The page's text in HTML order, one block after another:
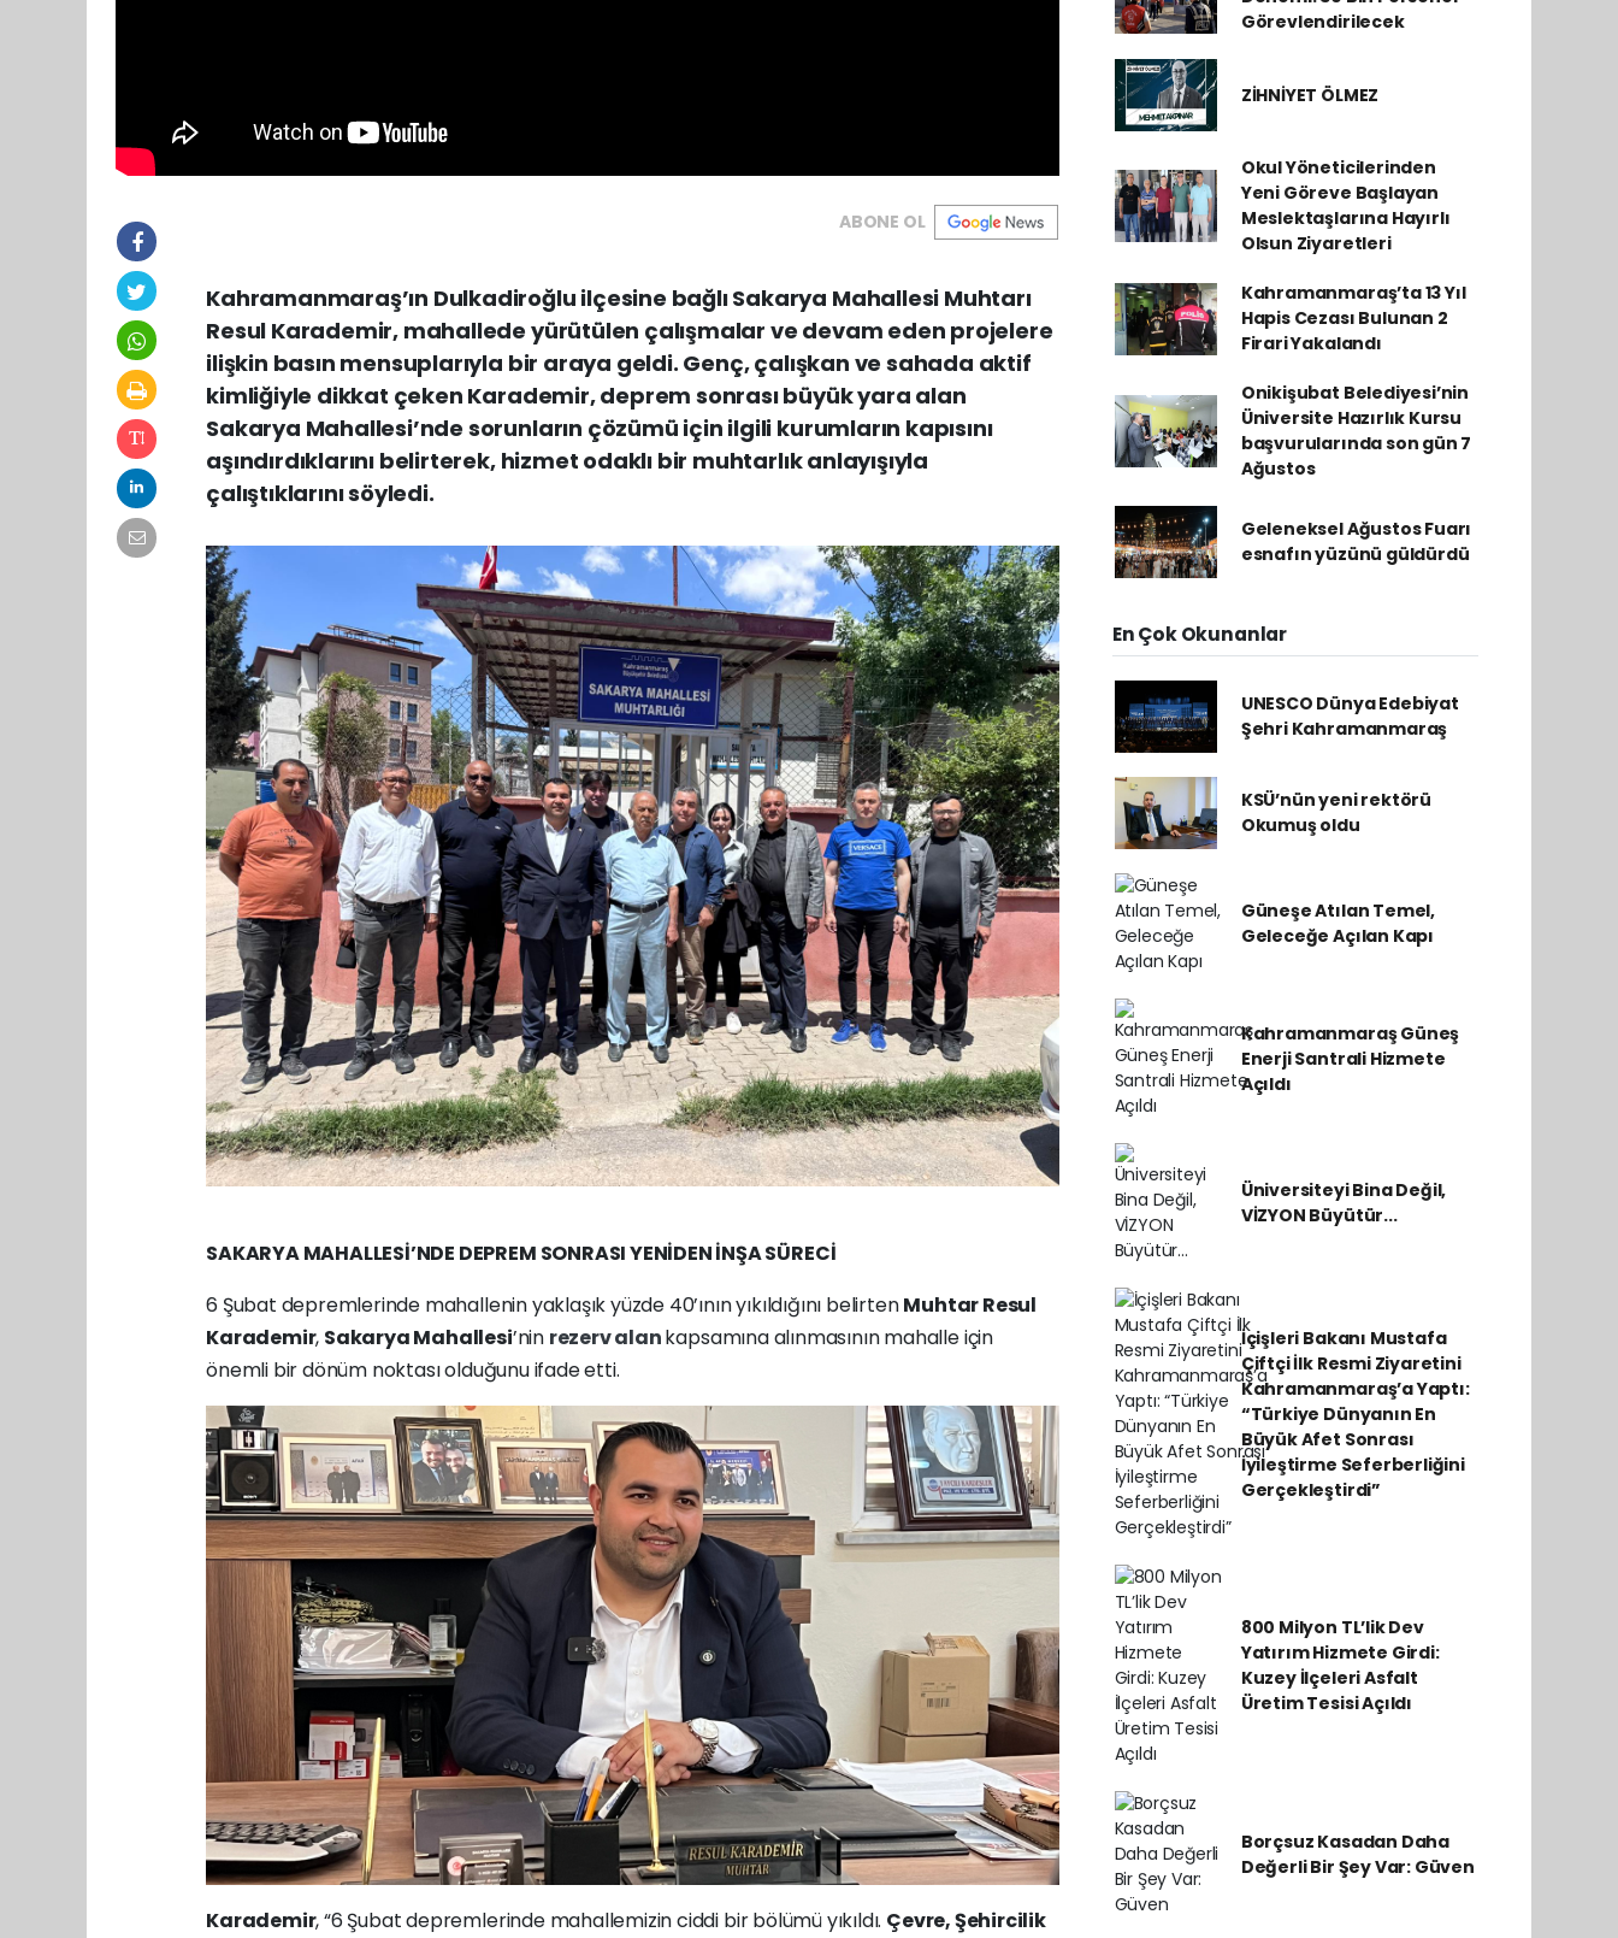
ABONE OL
Kahramanmaraş’ın Dulkadiroğlu ilçesine bağlı Sakarya Mahallesi Muhtarı
Resul Karademir, mahallede yürütülen çalışmalar ve devam eden projelere
ilişkin basın mensuplarıyla bir araya geldi. Genç, çalışkan ve sahada aktif
kimliğiyle dikkat çeken Karademir, deprem sonrası büyük yara alan
Sakarya Mahallesi’nde sorunların çözümü için ilgili kurumların kapısını
aşındırdıklarını belirterek, hizmet odaklı bir muhtarlık anlayışıyla
çalıştıklarını söyledi.
SAKARYA MAHALLESİ’NDE DEPREM SONRASI YENİDEN İNŞA SÜRECİ
6 Şubat depremlerinde mahallenin yaklaşık yüzde 40’ının yıkıldığını belirtenMuhtar Resul
Karademir, Sakarya Mahallesi’nin rezerv alankapsamına alınmasının mahalle için
önemli bir dönüm noktası olduğunu ifade etti.
Karademir, “6 Şubat depremlerinde mahallemizin ciddi bir bölümü yıkıldı. Çevre, Şehircilik
Görevlendirilecek
ZİHNİYET ÖLMEZ
Okul Yöneticilerinden
Yeni Göreve Başlayan
Meslektaşlarına Hayırlı
Olsun Ziyaretleri
Kahramanmaraş’ta 13 Yıl
Hapis Cezası Bulunan 2
Firari Yakalandı
Onikişubat Belediyesi’nin
Üniversite Hazırlık Kursu
başvurularında son gün 7
Ağustos
Geleneksel Ağustos Fuarı
esnafın yüzünü güldürdü
En Çok Okunanlar
UNESCO Dünya Edebiyat
Şehri Kahramanmaraş
KSÜ’nün yeni rektörü
Okumuş oldu
Güneşe Atılan Temel,
Geleceğe Açılan Kapı
Kahramanmaraş Güneş
Enerji Santrali Hizmete
Açıldı
Üniversiteyi Bina Değil,
VİZYON Büyütür...
İçişleri Bakanı Mustafa
Çiftçi İlk Resmi Ziyaretini
Kahramanmaraş’a Yaptı:
“Türkiye Dünyanın En
Büyük Afet Sonrası
İyileştirme Seferberliğini
Gerçekleştirdi”
800 Milyon TL’lik Dev
Yatırım Hizmete Girdi:
Kuzey İlçeleri Asfalt
Üretim Tesisi Açıldı
Borçsuz Kasadan Daha
Değerli Bir Şey Var: Güven